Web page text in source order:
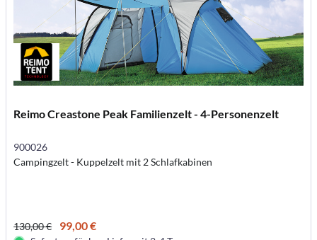
Reimo Creastone Peak Familienzelt - 4-Personenzelt
900026
Campingzelt - Kuppelzelt mit 2 Schlafkabinen
130,00 € 99,00 €